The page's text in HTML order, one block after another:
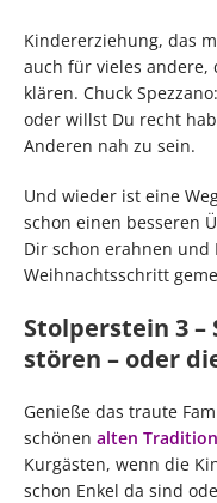
Kindererziehung, das
auch für vieles andere,
klären. Chuck
oder willst Du recht
Anderen nah zu sein.
Und wieder ist eine
schon einen besseren
Dir schon erahnen und
Weihnachtsschritt
Stolperstein 3
stören – oder
Genieße das traute
schönen alten
Kurgästen, wenn die
schon Enkel da sind